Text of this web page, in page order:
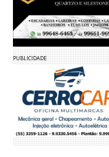
PUBLICIDADE